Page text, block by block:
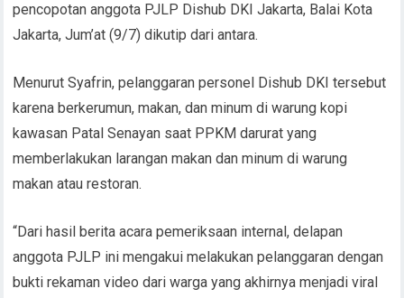
pencopotan anggota PJLP Dishub DKI Jakarta, Balai Kota
Jakarta, Jum’at (9/7) dikutip dari antara.
Menurut Syafrin, pelanggaran personel Dishub DKI tersebut
karena berkerumun, makan, dan minum di warung kopi
kawasan Patal Senayan saat PPKM darurat yang
memberlakukan larangan makan dan minum di warung
makan atau restoran.
“Dari hasil berita acara pemeriksaan internal, delapan
anggota PJLP ini mengakui melakukan pelanggaran dengan
bukti rekaman video dari warga yang akhirnya menjadi viral